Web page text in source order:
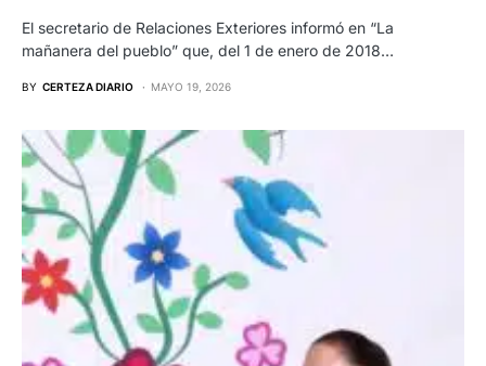
El secretario de Relaciones Exteriores informó en “La
mañanera del pueblo” que, del 1 de enero de 2018…
BY CERTEZA DIARIO MAYO 19, 2026